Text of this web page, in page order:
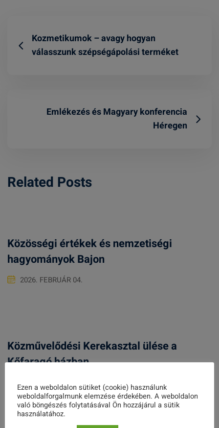
Kozmetikumok – avagy hogyan
válasszunk szépségápolási terméket
Emlékezés és Magyary konferencia
Héregen
Related Posts
Közösségi értékek és nemzetiségi
hagyományok Bajon
2026. FEBRUÁR 04.
Közművelődési Kerekasztal ülése a
Kőfaragó házban
2023. MÁRCIUS 17.
Miért fontos annyira a bántalmazott
Ezen a weboldalon sütiket (cookie) használunk
weboldalforgalmunk elemzése érdekében. A weboldalon
való böngészés folytatásával Ön hozzájárul a sütik
használatához.